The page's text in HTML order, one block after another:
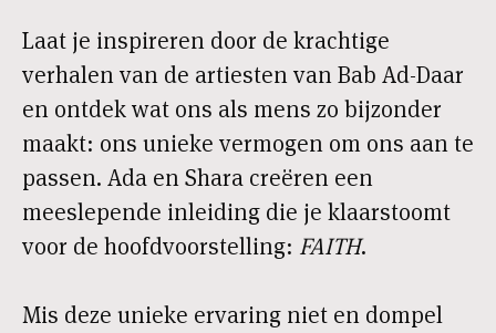
Laat je inspireren door de krachtige
verhalen van de artiesten van Bab Ad-Daar
en ontdek wat ons als mens zo bijzonder
maakt: ons unieke vermogen om ons aan te
passen. Ada en Shara creëren een
meeslepende inleiding die je klaarstoomt
voor de hoofdvoorstelling: FAITH.
Mis deze unieke ervaring niet en dompel